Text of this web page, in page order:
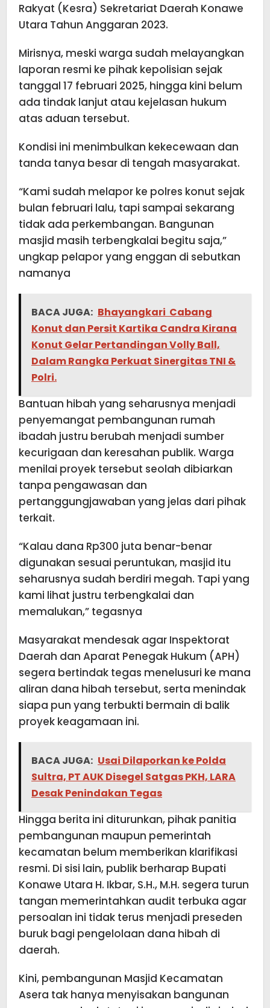
Rakyat (Kesra) Sekretariat Daerah Konawe
Utara Tahun Anggaran 2023.
Mirisnya, meski warga sudah melayangkan
laporan resmi ke pihak kepolisian sejak
tanggal 17 februari 2025, hingga kini belum
ada tindak lanjut atau kejelasan hukum
atas aduan tersebut.
Kondisi ini menimbulkan kekecewaan dan
tanda tanya besar di tengah masyarakat.
“Kami sudah melapor ke polres konut sejak
bulan februari lalu, tapi sampai sekarang
tidak ada perkembangan. Bangunan
masjid masih terbengkalai begitu saja,”
ungkap pelapor yang enggan di sebutkan
namanya
BACA JUGA: Bhayangkari Cabang
Konut dan Persit Kartika Candra Kirana
Konut Gelar Pertandingan Volly Ball,
Dalam Rangka Perkuat Sinergitas TNI &
Polri.
Bantuan hibah yang seharusnya menjadi
penyemangat pembangunan rumah
ibadah justru berubah menjadi sumber
kecurigaan dan keresahan publik. Warga
menilai proyek tersebut seolah dibiarkan
tanpa pengawasan dan
pertanggungjawaban yang jelas dari pihak
terkait.
“Kalau dana Rp300 juta benar-benar
digunakan sesuai peruntukan, masjid itu
seharusnya sudah berdiri megah. Tapi yang
kami lihat justru terbengkalai dan
memalukan,” tegasnya
Masyarakat mendesak agar Inspektorat
Daerah dan Aparat Penegak Hukum (APH)
segera bertindak tegas menelusuri ke mana
aliran dana hibah tersebut, serta menindak
siapa pun yang terbukti bermain di balik
proyek keagamaan ini.
BACA JUGA: Usai Dilaporkan ke Polda
Sultra, PT AUK Disegel Satgas PKH, LARA
Desak Penindakan Tegas
Hingga berita ini diturunkan, pihak panitia
pembangunan maupun pemerintah
kecamatan belum memberikan klarifikasi
resmi. Di sisi lain, publik berharap Bupati
Konawe Utara H. Ikbar, S.H., M.H. segera turun
tangan memerintahkan audit terbuka agar
persoalan ini tidak terus menjadi preseden
buruk bagi pengelolaan dana hibah di
daerah.
Kini, pembangunan Masjid Kecamatan
Asera tak hanya menyisakan bangunan